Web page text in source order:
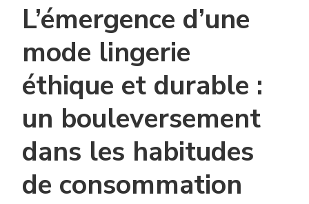
L’émergence d’une
mode lingerie
éthique et durable :
un bouleversement
dans les habitudes
de consommation